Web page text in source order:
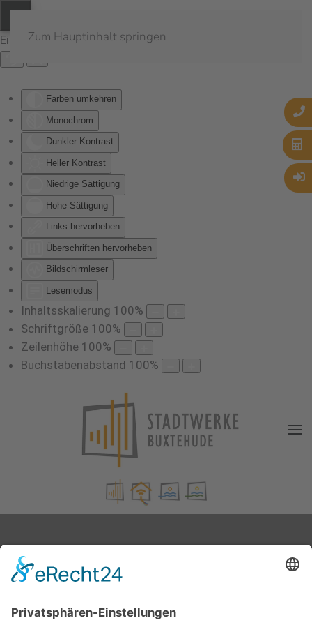
Eingabehilfen öffnen
Farben umkehren
Monochrom
Dunkler Kontrast
Heller Kontrast
Niedrige Sättigung
Hohe Sättigung
Links hervorheben
Überschriften hervorheben
Bildschirmleser
Lesemodus
Inhaltsskalierung 100%
Schriftgröße 100%
Zeilenhöhe 100%
Buchstabenabstand 100%
Zum Hauptinhalt springen